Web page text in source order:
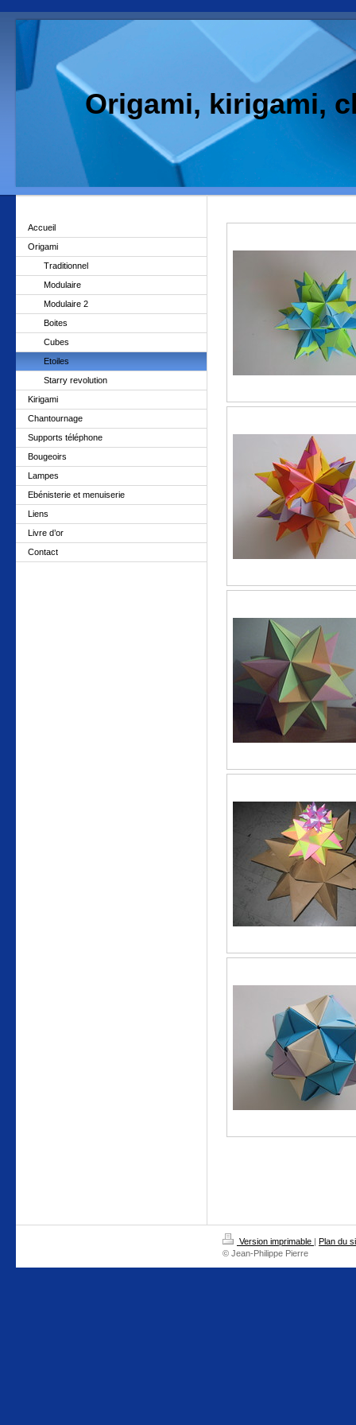
Origami, kirigami,
Accueil
Origami
Traditionnel
Modulaire
Modulaire 2
Boites
Cubes
Etoiles
Starry revolution
Kirigami
Chantournage
Supports téléphone
Bougeoirs
Lampes
Ebénisterie et menuiserie
Liens
Livre d’or
Contact
Version imprimable | Plan du
© Jean-Philippe Pierre